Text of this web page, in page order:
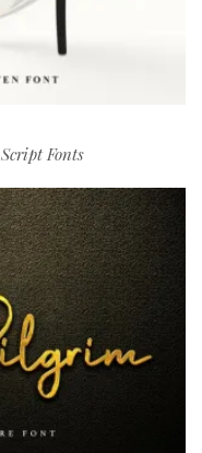
Script Fonts